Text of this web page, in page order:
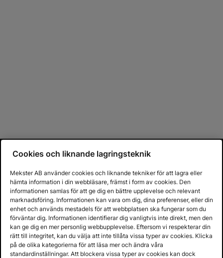
Cookies och liknande lagringsteknik
Mekster AB använder cookies och liknande tekniker för att lagra eller
hämta information i din webbläsare, främst i form av cookies. Den
informationen samlas för att ge dig en bättre upplevelse och relevant
marknadsföring. Informationen kan vara om dig, dina preferenser, eller din
enhet och används mestadels för att webbplatsen ska fungerar som du
förväntar dig. Informationen identifierar dig vanligtvis inte direkt, men den
kan ge dig en mer personlig webbupplevelse. Eftersom vi respekterar din
rätt till integritet, kan du välja att inte tillåta vissa typer av cookies. Klicka
på de olika kategorierna för att läsa mer och ändra våra
standardinställningar. Att blockera vissa typer av cookies kan dock